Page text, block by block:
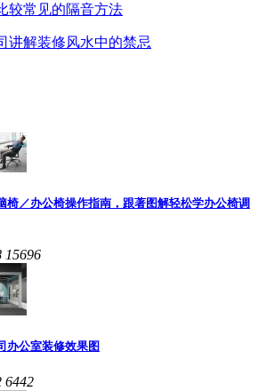
较常见的隔音方法
讲解装修风水中的禁忌
椅／办公椅操作指南，跟著图解轻松学办公椅调
15696
办公室装修效果图
6442